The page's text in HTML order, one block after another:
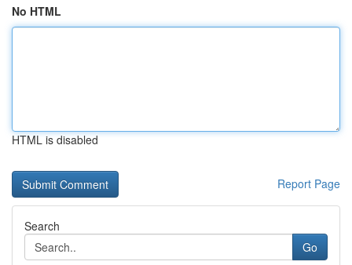
No HTML
HTML is disabled
Report Page
Search
Go